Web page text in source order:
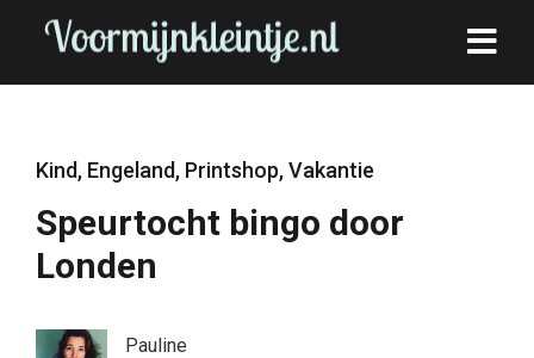
Kind, Engeland, Printshop,Vakantie
Speurtocht bingo door
Londen
Pauline